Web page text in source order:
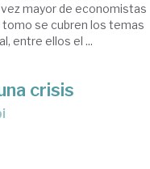
mayor de economistas
se cubren los temas
entre ellos el ...
crisis